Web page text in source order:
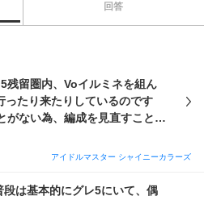
回答
残留圏内、Voイルミネを組ん
がない為、編成を見直すことに
いる限定Vo、Viです。Daは弱
います。 現在の編成は
る Vi→あなたといただきます
アイドルマスター シャイニーカラーズ
は基本的にグレ5にいて、偶